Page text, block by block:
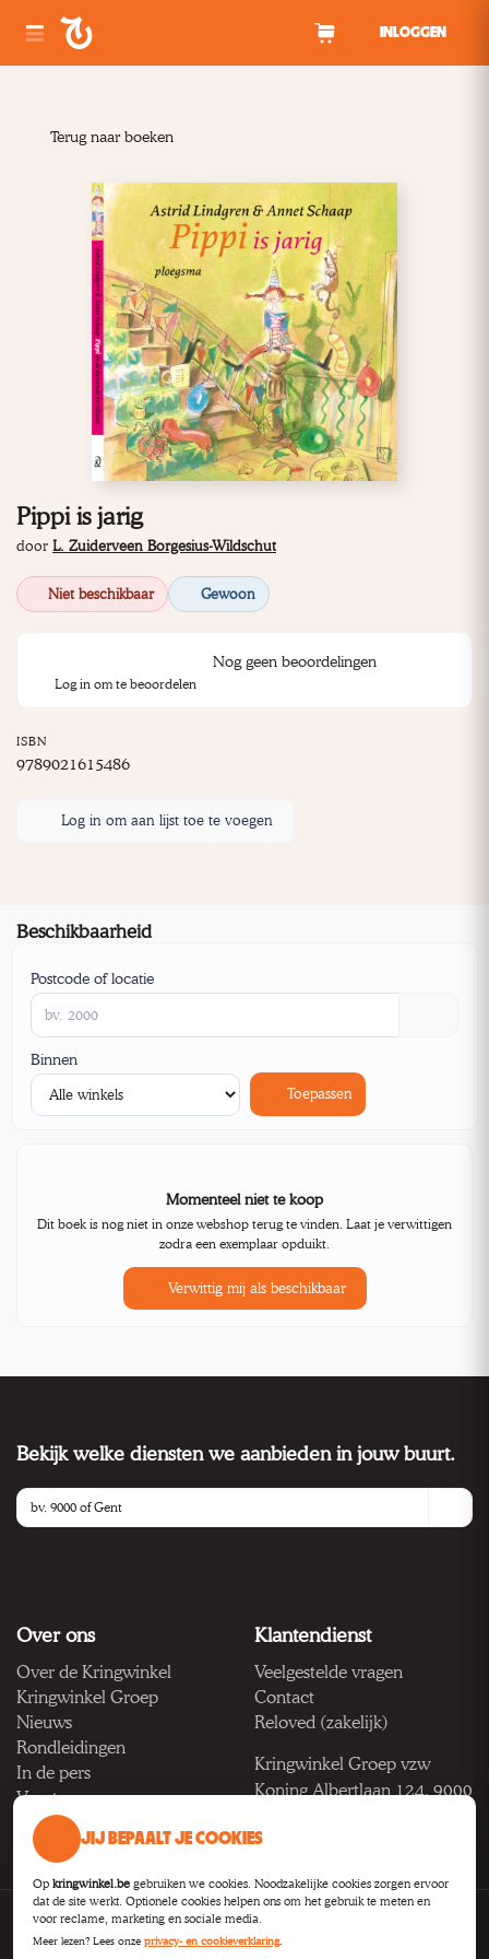
INLOGGEN
Terug naar boeken
Pippi is jarig
door L. Zuiderveen Borgesius-Wildschut
Niet beschikbaar Gewoon
Nog geen beoordelingen
Log in om te beoordelen
ISBN
9789021615486
Log in om aan lijst toe te voegen
Beschikbaarheid
Postcode of locatie
Binnen
Toepassen
Momenteel niet te koop
Dit boek is nog niet in onze webshop terug te vinden. Laat je verwittigen
zodra een exemplaar opduikt.
Verwittig mij als beschikbaar
Bekijk welke diensten we aanbieden in jouw buurt.
Over ons
Over de Kringwinkel
Kringwinkel Groep
Nieuws
Rondleidingen
In de pers
Vacatures
Klantendienst
Veelgestelde vragen
Contact
Reloved (zakelijk)
Kringwinkel Groep vzw
Koning Albertlaan 124, 9000
BTW BE 1033.922.208
PrivacyVoorwaardenToegankelijkheid
B2B
JIJ BEPAALT JE COOKIES
Op kringwinkel.be gebruiken we cookies. Noodzakelijke cookies zorgen ervoor
dat de site werkt. Optionele cookies helpen ons om het gebruik te meten en
voor reclame, marketing en sociale media.
Meer lezen? Lees onze privacy- en cookieverklaring.